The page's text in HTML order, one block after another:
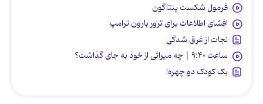
فرمول شکست پنتاگون
افشای اطلاعات برای ترور بارون ترامپ
نجات از غرق شدگی
ساعت ۹:۴۰ | چه میراثی از خود به جای گذاشت؟
یک کودک دو چهره!